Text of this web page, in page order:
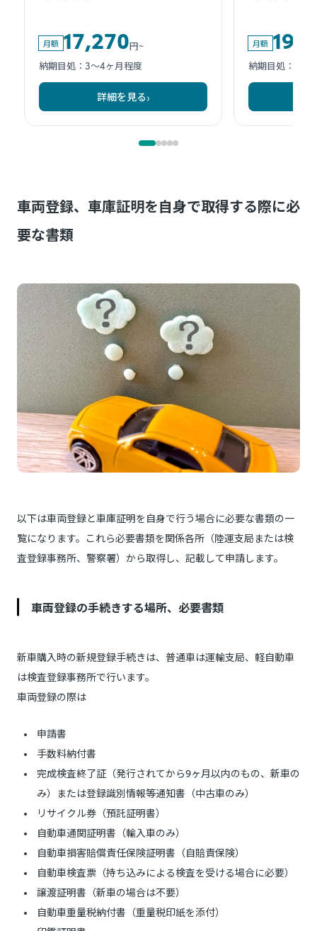
車両登録、車庫証明を自身で取得する際に必
要な書類
以下は車両登録と車庫証明を自身で行う場合に必要な書類の一
覧になります。これら必要書類を関係各所（陸運支局または検
査登録事務所、警察署）から取得し、記載して申請します。
車両登録の手続きする場所、必要書類
新車購入時の新規登録手続きは、普通車は運輸支局、軽自動車
は検査登録事務所で行います。
車両登録の際は
申請書
手数料納付書
完成検査終了証（発行されてから9ヶ月以内のもの、新車の
み）または登録識別情報等通知書（中古車のみ）
リサイクル券（預託証明書）
自動車通関証明書（輸入車のみ）
自動車損害賠償責任保険証明書（自賠責保険）
自動車検査票（持ち込みによる検査を受ける場合に必要）
譲渡証明書（新車の場合は不要）
自動車重量税納付書（重量税印紙を添付）